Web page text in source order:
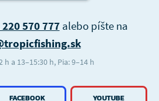
FACEBOOK YOUTUBE
570 777alebo píšte na
h a 13–15:30 h, Pia: 9–14 h